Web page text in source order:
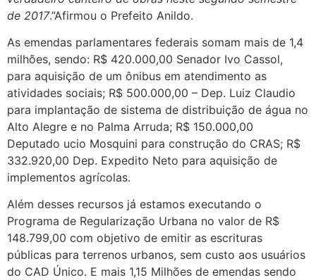
de 2017.”Afirmou o Prefeito Anildo.
As emendas parlamentares federais somam mais de 1,4
milhões, sendo: R$ 420.000,00 Senador Ivo Cassol,
para aquisição de um ônibus em atendimento as
atividades sociais; R$ 500.000,00 – Dep. Luiz Claudio
para implantação de sistema de distribuição de água no
Alto Alegre e no Palma Arruda; R$ 150.000,00
Deputado ucio Mosquini para construção do CRAS; R$
332.920,00 Dep. Expedito Neto para aquisição de
implementos agrícolas.
Além desses recursos já estamos executando o
Programa de Regularização Urbana no valor de R$
148.799,00 com objetivo de emitir as escrituras
públicas para terrenos urbanos, sem custo aos usuários
do CAD Único. E mais 1,15 Milhões de emendas sendo